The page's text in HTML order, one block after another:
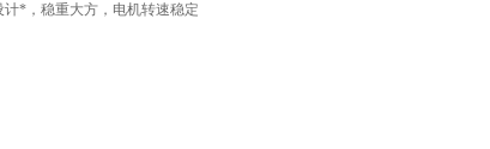
*，稳重大方，电机转速稳定